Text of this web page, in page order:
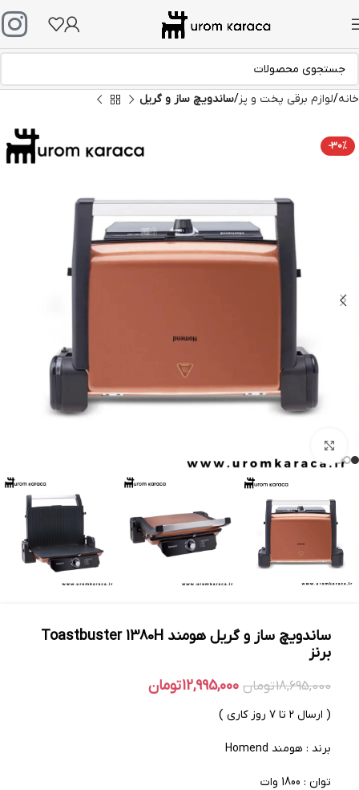
خانه لوازم برقی پخت و پز ساندویچ ساز و گریل
-30%
ساندویچ ساز و گریل هومند Toastbuster 1380H
برنز
18,695,000تومان 12,995,000تومان
( ارسال ۲ تا ۷ روز کاری )
برند : هومند Homend
توان : 1800 وات